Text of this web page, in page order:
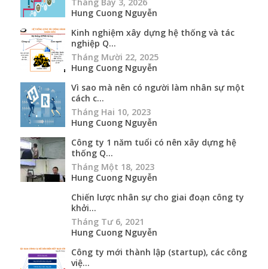
Hung Cuong Nguyễn
Kinh nghiệm xây dựng hệ thống và tác
nghiệp Q...
Tháng Mười 22, 2025
Hung Cuong Nguyễn
Vì sao mà nên có người làm nhân sự một
cách c...
Tháng Hai 10, 2023
Hung Cuong Nguyễn
Công ty 1 năm tuổi có nên xây dựng hệ
thống Q...
Tháng Một 18, 2023
Hung Cuong Nguyễn
Chiến lược nhân sự cho giai đoạn công ty
khởi...
Tháng Tư 6, 2021
Hung Cuong Nguyễn
Công ty mới thành lập (startup), các công
việ...